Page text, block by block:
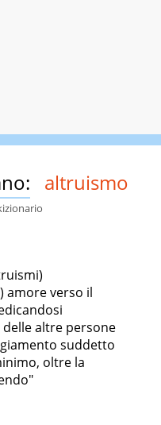
altruismo
amore verso il
altre persone
suddetto
oltre la